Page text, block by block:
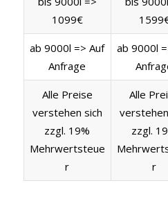
1099€
ab 9000l => Auf
Anfrage
ab 9000l
Alle Preise
verstehen sich
zzgl. 19%
Mehrwertsteue
r
Alle
zzgl.
r